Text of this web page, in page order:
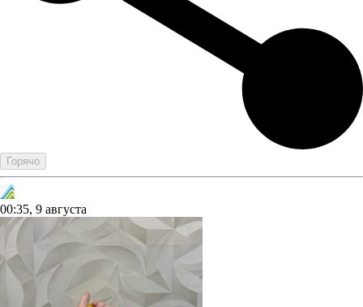
Горячо
00:35, 9 августа